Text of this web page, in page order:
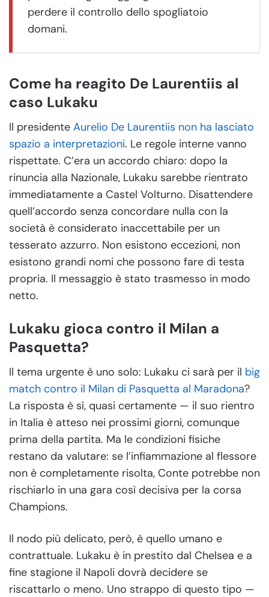
perdere il controllo dello spogliatoio
domani.
Come ha reagito De Laurentiis al
caso Lukaku
Il presidente Aurelio De Laurentiis non ha lasciato
spazio a interpretazioni. Le regole interne vanno
rispettate. C’era un accordo chiaro: dopo la
rinuncia alla Nazionale, Lukaku sarebbe rientrato
immediatamente a Castel Volturno. Disattendere
quell’accordo senza concordare nulla con la
società è considerato inaccettabile per un
tesserato azzurro. Non esistono eccezioni, non
esistono grandi nomi che possono fare di testa
propria. Il messaggio è stato trasmesso in modo
netto.
Lukaku gioca contro il Milan a
Pasquetta?
Il tema urgente è uno solo: Lukaku ci sarà per il big
match contro il Milan di Pasquetta al Maradona?
La risposta è sì, quasi certamente — il suo rientro
in Italia è atteso nei prossimi giorni, comunque
prima della partita. Ma le condizioni fisiche
restano da valutare: se l’infiammazione al flessore
non è completamente risolta, Conte potrebbe non
rischiarlo in una gara così decisiva per la corsa
Champions.
Il nodo più delicato, però, è quello umano e
contrattuale. Lukaku è in prestito dal Chelsea e a
fine stagione il Napoli dovrà decidere se
riscattarlo o meno. Uno strappo di questo tipo —